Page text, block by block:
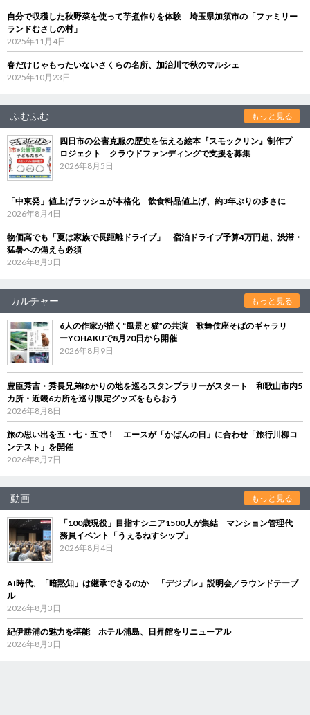
自分で収穫した秋野菜を使って芋煮作りを体験 埼玉県加須市の「ファミリー
ランドむさしの村」
2025年11月4日
春だけじゃもったいないさくらの名所、加治川で秋のマルシェ
2025年10月23日
ふむふむ もっと見る
四日市の公害克服の歴史を伝える絵本『スモックリン』制作プ
ロジェクト クラウドファンディングで支援を募集
2026年8月5日
「中東発」値上げラッシュが本格化 飲食料品値上げ、約3年ぶりの多さに
2026年8月4日
物価高でも「夏は家族で長距離ドライブ」 宿泊ドライブ予算4万円超、渋滞・
猛暑への備えも必須
2026年8月3日
カルチャー もっと見る
6人の作家が描く“風景と猫”の共演 歌舞伎座そばのギャラリ
ーYOHAKUで8月20日から開催
2026年8月9日
豊臣秀吉・秀長兄弟ゆかりの地を巡るスタンプラリーがスタート 和歌山市内5
カ所・近畿6カ所を巡り限定グッズをもらおう
2026年8月8日
旅の思い出を五・七・五で！ エースが「かばんの日」に合わせ「旅行川柳コ
ンテスト」を開催
2026年8月7日
動画 もっと見る
「100歳現役」目指すシニア1500人が集結 マンション管理代
務員イベント「うぇるねすシップ」
2026年8月4日
AI時代、「暗黙知」は継承できるのか 「デジブレ」説明会／ラウンドテーブ
ル
2026年8月3日
紀伊勝浦の魅力を堪能 ホテル浦島、日昇館をリニューアル
2026年8月3日